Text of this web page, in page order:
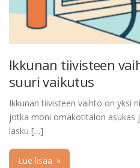
Ikkunan tiivisteen
suuri vaikutus
Ikkunan tiivisteen vaihto on yksi
jotka moni omakotitalon asukas
lasku […]
Lue lisää »